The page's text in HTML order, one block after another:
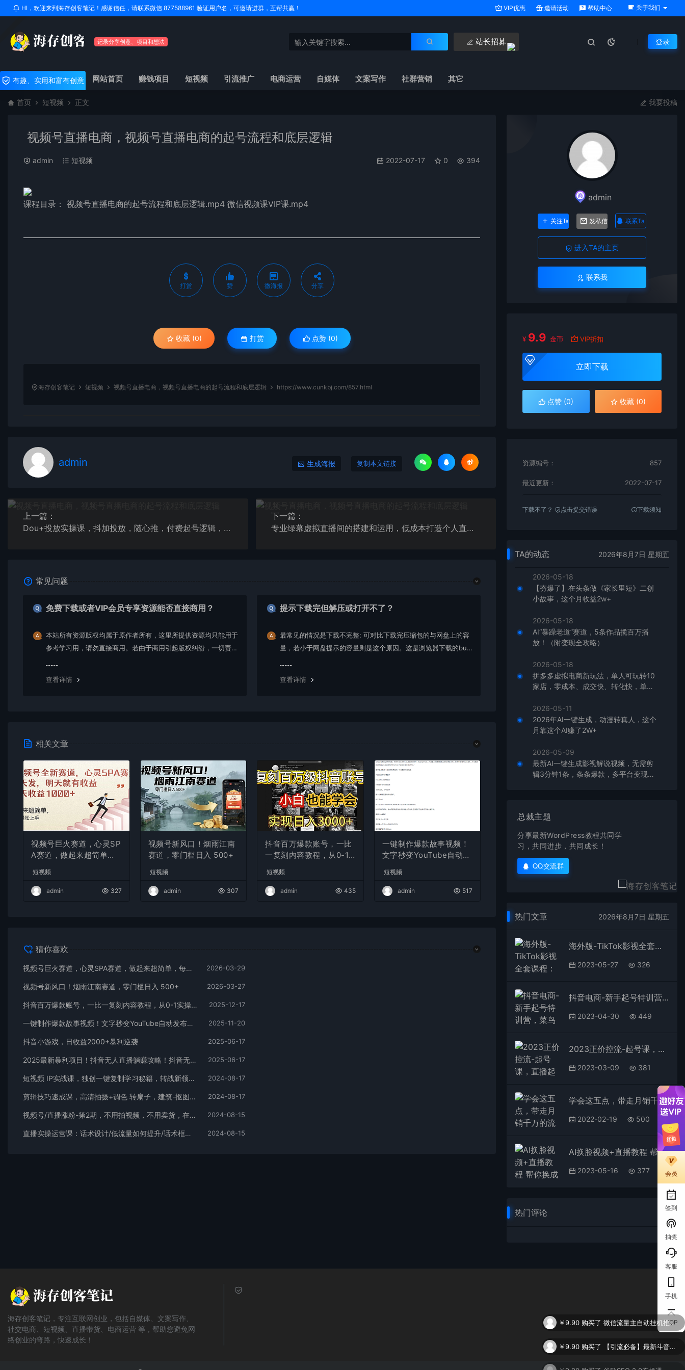
HI，欢迎来到海存创客笔记！感谢信任，请联系微信 877588961 验证用户名，可邀请进群，互帮共赢！ VIP优惠 邀请活动 帮助中心 关于我们
记录分享创意、项目和想法 站长招募 登录
有趣、实用和富有创意 网站首页 赚钱项目 短视频 引流推广 电商运营 自媒体 文案写作 社群营销 其它
首页 短视频 正文 我要投稿
视频号直播电商，视频号直播电商的起号流程和底层逻辑
admin 短视频 2022-07-17 0 394
课程目录： 视频号直播电商的起号流程和底层逻辑.mp4 微信视频课VIP课.mp4
打赏 赞 微海报 分享
收藏 (0) 打赏 点赞 (0)
海存创客笔记 短视频 视频号直播电商，视频号直播电商的起号流程和底层逻辑 https://www.cunkbj.com/857.html
admin 生成海报 复制本文链接
上一篇：
Dou+投放实操课，抖加投放，随心推，付费起号逻辑，打破低播放转化
下一篇：
专业绿幕虚拟直播间的搭建和运用，低成本打造个人直播间（详细视频实操）
常见问题
免费下载或者VIP会员专享资源能否直接商用？
本站所有资源版权均属于原作者所有，这里所提供资源均只能用于
参考学习用，请勿直接商用。若由于商用引起版权纠纷，一切责任
查看详情
提示下载完但解压或打开不了？
最常见的情况是下载不完整: 可对比下载完压缩包的与网盘上的容
量，若小于网盘提示的容量则是这个原因。这是浏览器下载的bu
查看详情
相关文章
视频号巨火赛道，心灵SP
A赛道，做起来超简单，
短视频
admin 327
视频号新风口！烟雨江南
赛道，零门槛日入 500+
短视频
admin 307
抖音百万爆款账号，一比
一复刻内容教程，从0-1
复制爆款，月入10w+
短视频
admin 435
一键制作爆款故事视频！
文字秒变YouTube自动发
短视频
admin 517
猜你喜欢
视频号巨火赛道，心灵SPA赛道，做起来超简单，每天收益800+ 2026-03-29
视频号新风口！烟雨江南赛道，零门槛日入 500+ 2026-03-27
抖音百万爆款账号，一比一复刻内容教程，从0-1实操课，小白也能学会，复制爆款，月入10w+ 2025-12-17
一键制作爆款故事视频！文字秒变YouTube自动发布的傻瓜式教程 2025-11-20
抖音小游戏，日收益2000+暴利逆袭 2025-06-17
2025最新暴利项目！抖音无人直播躺赚攻略！抖音无人直播3.0玩法！0门槛… 2025-06-17
短视频 IP实战课，独创一键复制学习秘籍，转战新领域，月赚五万轻松行 2024-08-17
剪辑技巧速成课，高清拍摄+调色 转扇子，建筑-抠图精通，新手秒变剪辑专家 2024-08-17
视频号/直播涨粉-第2期，不用拍视频，不用卖货，在直播间做菜，就可以搞钱 2024-08-15
直播实操运营课：话术设计/低流量如何提升/话术框架/全场燃爆/非常干货 2024-08-15
admin
关注Ta 发私信 联系Ta
进入TA的主页
联系我
¥ 9.9 金币 VIP折扣
立即下载
点赞 (0) 收藏 (0)
资源编号： 857
最近更新： 2022-07-17
下载不了？ 点击提交错误 下载须知
TA的动态 2026年8月7日 星期五
2026-05-18
【夯爆了】在头条做《家长里短》二创
小故事，这个月收益2w+
2026-05-18
AI“暴躁老道”赛道，5条作品揽百万播
放！（附变现全攻略）
2026-05-18
拼多多虚拟电商新玩法，单人可玩转10
家店，零成本、成交快、转化快，单店
2026-05-11
2026年AI一键生成，动漫转真人，这个
月靠这个AI赚了2W+
2026-05-09
最新AI一键生成影视解说视频，无需剪
辑3分钟1条，条条爆款，多平台变现日
总裁主题
分享最新WordPress教程共同学
习，共同进步，共同成长！
QQ交流群
热门文章 2026年8月7日 星期五
海外版-TikTok影视全套课程：从搭建渠道到账号使用到收益提现 小白可操作
2023-05-27 326
抖音电商-新手起号特训营，菜鸟变老手 快速入门 新手商家超全入门课程大全
2023-04-30 449
2023正价控流-起号课，直播起号方案设计全流程，简单而高效的直播起号方案
2023-03-09 381
学会这五点，带走月销千万的流量秘籍，你也能成为下一个直播带货王
2022-02-19 500
AI换脸视频+直播教程 帮你换成别人的模样还能实时直播撸钱 (教程+配套资料)
2023-05-16 377
热门评论
会员
签到
抽奖
客服
手机
TOP
海存创客笔记，专注互联网创业，包括自媒体、文案写作、
社交电商、短视频、直播带货、电商运营 等，帮助您避免网
络创业的弯路，快速成长！
￥9.90 购买了 微信流量主自动挂机推广，轻松日入900+，简单易上手，做就有收益。
￥9.90 购买了
￥9.90 购买了